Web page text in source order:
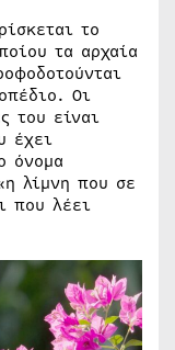
το
τα αρχαία
Οι
του είναι
έχει
όνομα
λίμνη που σε
που λέει